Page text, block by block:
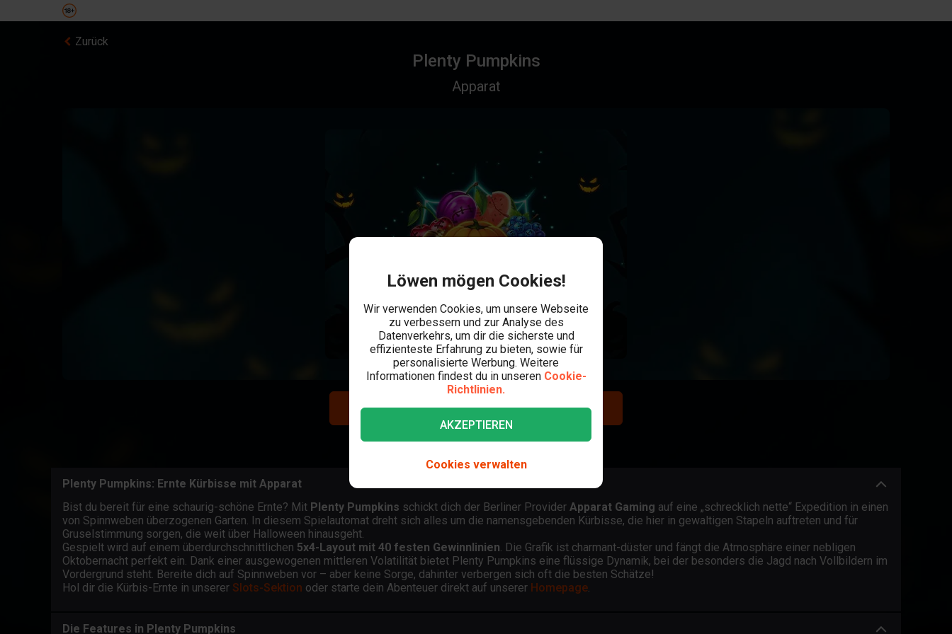
Zurück
Plenty Pumpkins
Apparat
REGISTRIEREN
Plenty Pumpkins: Ernte Kürbisse mit Apparat
Bist du bereit für eine schaurig-schöne Ernte? Mit Plenty Pumpkins schickt dich der Berliner Provider Apparat Gaming auf eine „schrecklich nette“ Expedition in einen
von Spinnweben überzogenen Garten. In diesem Spielautomat dreht sich alles um die namensgebenden Kürbisse, die hier in gewaltigen Stapeln auftreten und für
Gruselstimmung sorgen, die weit über Halloween hinausgeht.
Gespielt wird auf einem überdurchschnittlichen 5x4-Layout mit 40 festen Gewinnlinien . Die Grafik ist charmant-düster und fängt die Atmosphäre einer nebligen
Oktobernacht perfekt ein. Dank einer ausgewogenen mittleren Volatilität bietet Plenty Pumpkins eine flüssige Dynamik, bei der besonders die Jagd nach Vollbildern im
Vordergrund steht. Bereite dich auf Spinnweben vor – aber keine Sorge, dahinter verbergen sich oft die besten Schätze!
Hol dir die Kürbis-Ernte in unserer Slots-Sektion oder starte dein Abenteuer direkt auf unserer Homepage
Die Features in Plenty Pumpkins
Löwen mögen Cookies!
Wir verwenden Cookies, um unsere Webseite
zu verbessern und zur Analyse des
Datenverkehrs, um dir die sicherste und
effizienteste Erfahrung zu bieten, sowie für
personalisierte Werbung. Weitere
Informationen findest du in unseren Cookie-
Richtlinien.
AKZEPTIEREN
Cookies verwalten